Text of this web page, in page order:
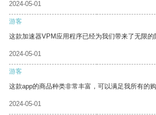
2024-05-01
游客
这款加速器VPM应用程序已经为我们带来了无限的
2024-05-01
游客
这款app的商品种类非常丰富，可以满足我所有的购
2024-05-01